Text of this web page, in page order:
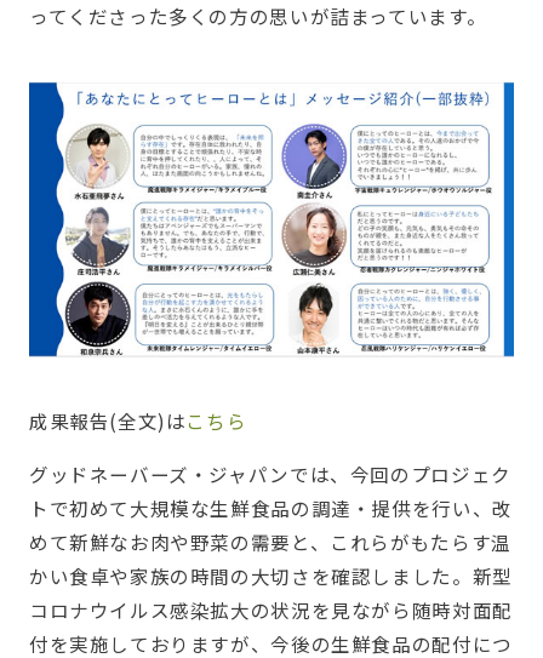
ってくださった多くの方の思いが詰まっています。
成果報告(全文)はこちら
グッドネーバーズ・ジャパンでは、今回のプロジェク
トで初めて大規模な生鮮食品の調達・提供を行い、改
めて新鮮なお肉や野菜の需要と、これらがもたらす温
かい食卓や家族の時間の大切さを確認しました。新型
コロナウイルス感染拡大の状況を見ながら随時対面配
付を実施しておりますが、今後の生鮮食品の配付につ